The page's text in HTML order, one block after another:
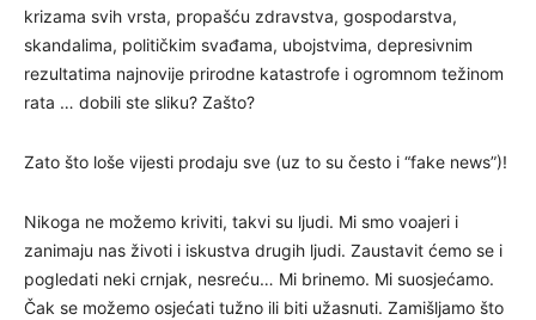
krizama svih vrsta, propašću zdravstva, gospodarstva,
skandalima, političkim svađama, ubojstvima, depresivnim
rezultatima najnovije prirodne katastrofe i ogromnom težinom
rata … dobili ste sliku? Zašto?
Zato što loše vijesti prodaju sve (uz to su često i “fake news”)!
Nikoga ne možemo kriviti, takvi su ljudi. Mi smo voajeri i
zanimaju nas životi i iskustva drugih ljudi. Zaustavit ćemo se i
pogledati neki crnjak, nesreću… Mi brinemo. Mi suosjećamo.
Čak se možemo osjećati tužno ili biti užasnuti. Zamišljamo što